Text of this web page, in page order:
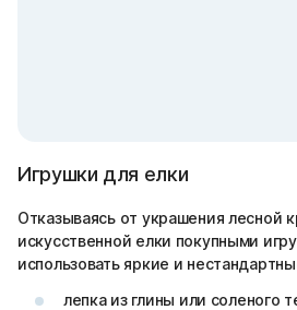
Игрушки для елки
Отказываясь от украшения лесной
искусственной елки покупными
использовать яркие и
лепка из глины или соленого